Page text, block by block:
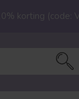
korting (code: